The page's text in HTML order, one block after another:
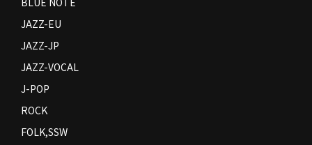
JAZZ-EU
JAZZ-JP
JAZZ-VOCAL
J-POP
ROCK
FOLK,SSW